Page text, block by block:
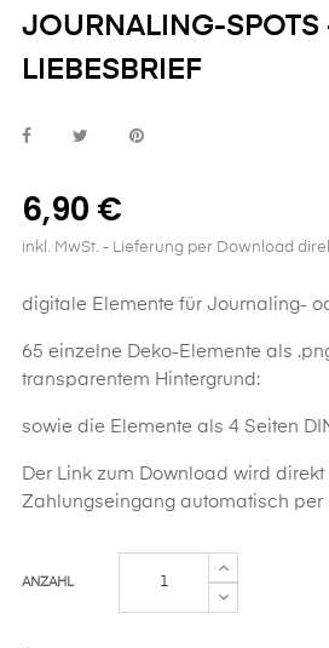
JOURNALING-SPOTS
LIEBESBRIEF
6,90 €
inkl. MwSt. - Lieferung per Download
digitale Elemente für Journaling-
65 einzelne Deko-Elemente als
transparentem Hintergrund:
sowie die Elemente als 4 Seiten
Der Link zum Download wird direkt
Zahlungseingang automatisch per
ANZAHL